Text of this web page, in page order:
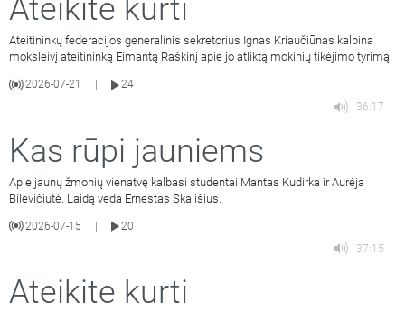
Ateikite kurti
Ateitininkų federacijos generalinis sekretorius Ignas Kriaučiūnas kalbina
moksleivį ateitininką Eimantą Raškinį apie jo atliktą mokinių tikėjimo tyrimą.
2026-07-21
24
36:17
Kas rūpi jauniems
Apie jaunų žmonių vienatvę kalbasi studentai Mantas Kudirka ir Aurėja
Bilevičiūtė. Laidą veda Ernestas Skališius.
2026-07-15
20
37:15
Ateikite kurti